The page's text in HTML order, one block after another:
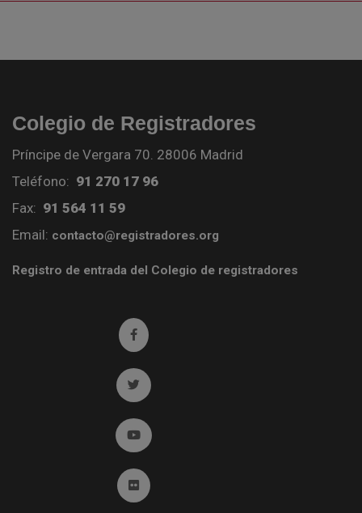
Colegio de Registradores
Príncipe de Vergara 70. 28006 Madrid
Teléfono: 91 270 17 96
Fax: 91 564 11 59
Email: contacto@registradores.org
Registro de entrada del Colegio de registradores
Ir a facebook (abre en ventana nueva)
Ir a twitter (abre en ventana nueva)
Ir a YouTube (abre en ventana nueva)
Ir a Flickr (abre en ventana nueva)